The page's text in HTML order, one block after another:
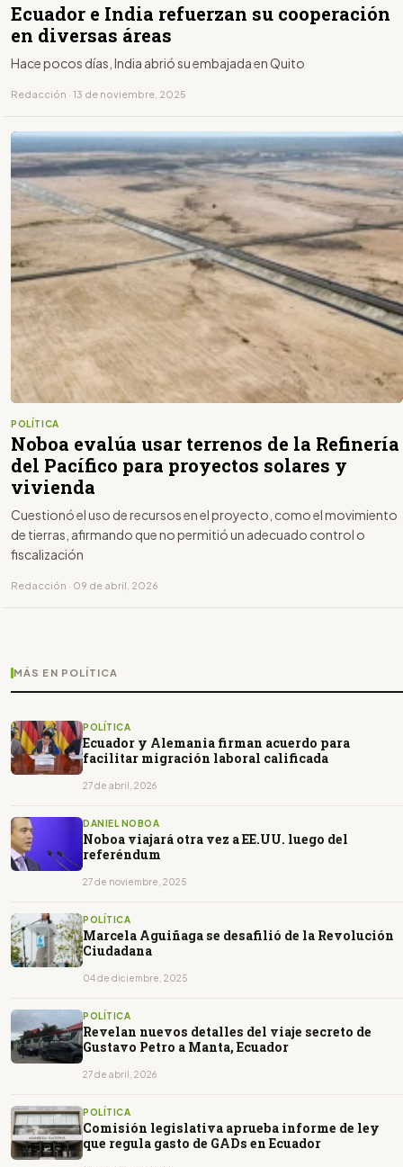
Ecuador e India refuerzan su cooperación
en diversas áreas
Hace pocos días, India abrió su embajada en Quito
Redacción · 13 de noviembre, 2025
POLÍTICA
Noboa evalúa usar terrenos de la Refinería
del Pacífico para proyectos solares y
vivienda
Cuestionó el uso de recursos en el proyecto, como el movimiento
de tierras, afirmando que no permitió un adecuado control o
fiscalización
Redacción · 09 de abril, 2026
MÁS EN POLÍTICA
POLÍTICA
Ecuador y Alemania firman acuerdo para
facilitar migración laboral calificada
27 de abril, 2026
DANIEL NOBOA
Noboa viajará otra vez a EE.UU. luego del
referéndum
27 de noviembre, 2025
POLÍTICA
Marcela Aguiñaga se desafilió de la Revolución
Ciudadana
04 de diciembre, 2025
POLÍTICA
Revelan nuevos detalles del viaje secreto de
Gustavo Petro a Manta, Ecuador
27 de abril, 2026
POLÍTICA
Comisión legislativa aprueba informe de ley
que regula gasto de GADs en Ecuador